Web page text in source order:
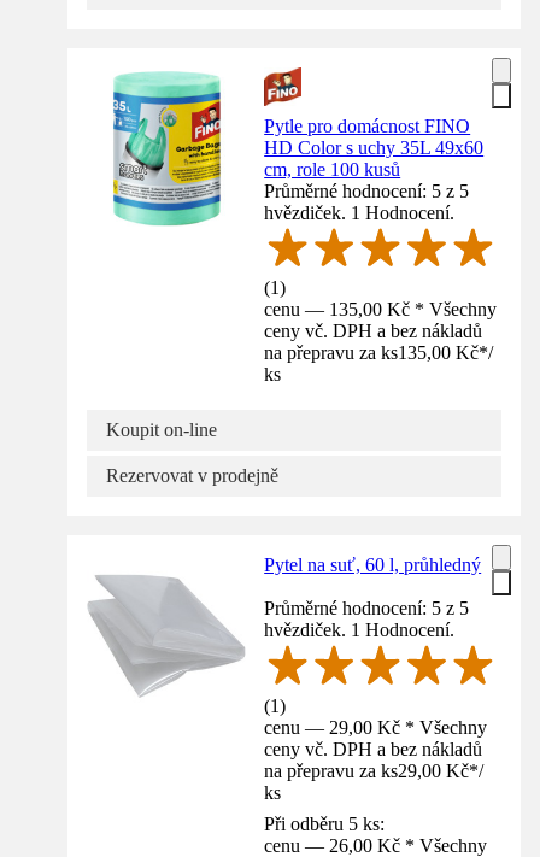
Pytle pro domácnost FINO
HD Color s uchy 35L 49x60
cm, role 100 kusů
Průměrné hodnocení: 5 z 5
hvězdiček. 1 Hodnocení.
(1)
cenu — 135,00 Kč * Všechny
ceny vč. DPH a bez nákladů
na přepravu za ks135,00 Kč*/
ks
Koupit on-line
Rezervovat v prodejně
Pytel na suť, 60 l, průhledný
Průměrné hodnocení: 5 z 5
hvězdiček. 1 Hodnocení.
(1)
cenu — 29,00 Kč * Všechny
ceny vč. DPH a bez nákladů
na přepravu za ks29,00 Kč*/
ks
Při odběru 5 ks:
cenu — 26,00 Kč * Všechny